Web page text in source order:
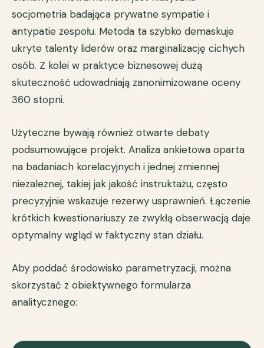
socjometria badająca prywatne sympatie i
antypatie zespołu. Metoda ta szybko demaskuje
ukryte talenty liderów oraz marginalizację cichych
osób. Z kolei w praktyce biznesowej dużą
skuteczność udowadniają zanonimizowane oceny
360 stopni.
Użyteczne bywają również otwarte debaty
podsumowujące projekt. Analiza ankietowa oparta
na badaniach korelacyjnych i jednej zmiennej
niezależnej, takiej jak jakość instruktażu, często
precyzyjnie wskazuje rezerwy usprawnień. Łączenie
krótkich kwestionariuszy ze zwykłą obserwacją daje
optymalny wgląd w faktyczny stan działu.
Aby poddać środowisko parametryzacji, można
skorzystać z obiektywnego formularza
analitycznego: